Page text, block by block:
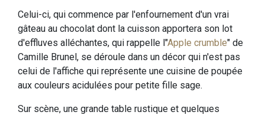
Celui-ci, qui commence par l'enfournement d'un vrai
gâteau au chocolat dont la cuisson apportera son lot
d'effluves alléchantes, qui rappelle l"Apple crumble" de
Camille Brunel, se déroule dans un décor qui n'est pas
celui de l'affiche qui représente une cuisine de poupée
aux couleurs acidulées pour petite fille sage.
Sur scène, une grande table rustique et quelques